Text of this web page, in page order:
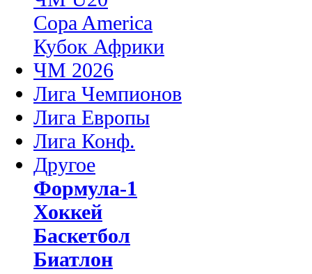
Copa America
Кубок Африки
ЧМ 2026
Лига Чемпионов
Лига Европы
Лига Конф.
Другое
Формула-1
Хоккей
Баскетбол
Биатлон